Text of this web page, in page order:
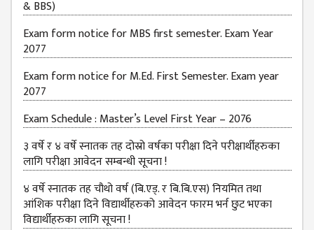
JOB
PLACEMENT
VACANCY
TENDER
VIDEO
GALLERY
FEEDBACK
FAQ
& BBS)
Exam form notice for MBS first semester. Exam Year
2077
Exam form notice for M.Ed. First Semester. Exam year
2077
Exam Schedule : Master’s Level First Year – 2076
३ वर्षे र ४ वर्षे स्नातक तह दोस्रो वर्षका परीक्षा दिने परीक्षार्थीहरुका
लागि परीक्षा आवेदन सम्बन्धी सूचना !
४ वर्षे स्नातक तह चौथो वर्ष (बि.एड्. र बि.बि.एस) नियमित तथा
आंशिक परीक्षा दिने विद्यार्थीहरुको आवेदन फारम भर्न छुट भएका
विद्यार्थीहरुका लागि सूचना !